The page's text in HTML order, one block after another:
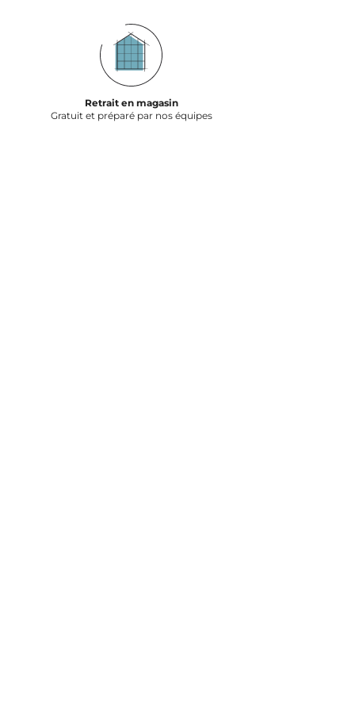
Retrait en magasin
Gratuit et préparé par nos équipes